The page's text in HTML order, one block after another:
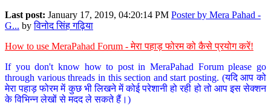
Last post: January 17, 2019, 04:20:14 PM Poster by Mera Pahad -
G... byविनोद सिंह गढ़िया
How to use MeraPahad Forum - मेरा पहाड़ फोरम को कैसे प्रयोग करें!
If you don't know how to post in MeraPahad Forum please go
through various threads in this section and start posting. (यदि आप को
मेरा पहाड़ फोरम में कुछ भी लिखने में कोई परेशानी हो रही हो तो आप इस सेक्शन
के विभिन्न लेखों से मदद ले सकते हैं।)